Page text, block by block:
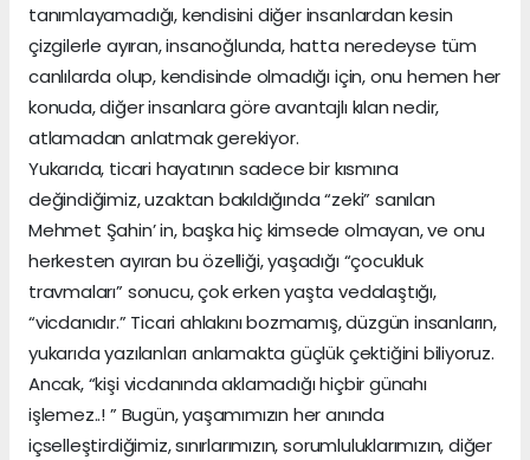
tanımlayamadığı, kendisini diğer insanlardan kesin
çizgilerle ayıran, insanoğlunda, hatta neredeyse tüm
canlılarda olup, kendisinde olmadığı için, onu hemen her
konuda, diğer insanlara göre avantajlı kılan nedir,
atlamadan anlatmak gerekiyor.
Yukarıda, ticari hayatının sadece bir kısmına
değindiğimiz, uzaktan bakıldığında “zeki” sanılan
Mehmet Şahin’ in, başka hiç kimsede olmayan, ve onu
herkesten ayıran bu özelliği, yaşadığı “çocukluk
travmaları” sonucu, çok erken yaşta vedalaştığı,
“vicdanıdır.” Ticari ahlakını bozmamış, düzgün insanların,
yukarıda yazılanları anlamakta güçlük çektiğini biliyoruz.
Ancak, “kişi vicdanında aklamadığı hiçbir günahı
işlemez..! ” Bugün, yaşamımızın her anında
içselleştirdiğimiz, sınırlarımızın, sorumluluklarımızın, diğer